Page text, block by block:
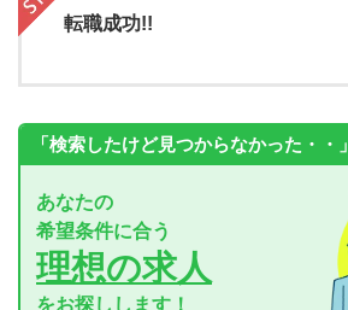
転職成功!!
「検索したけど見つからなかった・・」
あなたの
希望条件に合う
理想の求人
をお探しします！